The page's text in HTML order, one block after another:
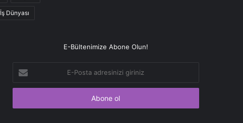
İş Dünyası
E-Bültenimize Abone Olun!
Posta
adresinizi